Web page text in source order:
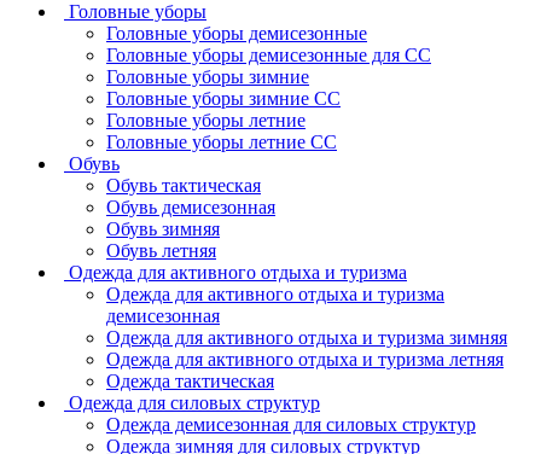
Головные уборы
Головные уборы демисезонные
Головные уборы демисезонные для СС
Головные уборы зимние
Головные уборы зимние СС
Головные уборы летние
Головные уборы летние СС
Обувь
Обувь тактическая
Обувь демисезонная
Обувь зимняя
Обувь летняя
Одежда для активного отдыха и туризма
Одежда для активного отдыха и туризма
демисезонная
Одежда для активного отдыха и туризма зимняя
Одежда для активного отдыха и туризма летняя
Одежда тактическая
Одежда для силовых структур
Одежда демисезонная для силовых структур
Одежда зимняя для силовых структур